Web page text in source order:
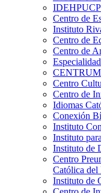
IDEHPUCP
Centro de
Instituto
Centro de
Centro de
CENTRUM
Centro
Centro de
Idiomas
Conexión
Instituto
Instituto
Instituto de
Centro
Católica del
Instituto de